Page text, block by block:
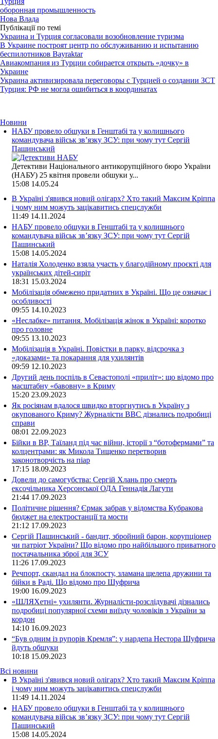
оборонная промышленность
Нова Влада
Публікації по темі
Украина и Турция согласовали возобновление туризма
В Украине построят центр по обслуживанию и испытанию
беспилотников Bayraktar
Авиакомпания из Турции собирается открыть «дочку» в
Украине
Украина активизировала переговоры с Турцией о создании ЗСТ
Турция: РФ не могла ошибиться в координатах
Новини
НАБУ провело обшуки в Генштабі та у колишнього
командувача військ зв’язку ЗСУ: при чому тут Сергій
Пашинський
Детективи Національного антикорупційного бюро України
(НАБУ) 25 квітня провели обшуки у...
15:08 14.05.24
В Україні з'явився новий олігарх? Хто такий Максим Кріппа
і чому ним можуть зацікавитись спецслужби
11:49 14.11.2024
НАБУ провело обшуки в Генштабі та у колишнього
командувача військ зв’язку ЗСУ: при чому тут Сергій
Пашинський
15:08 14.05.2024
Наталія Холоденко взяла участь у благодійному проєкті для
українських дітей-сиріт
18:31 15.03.2024
Мобілізація обмежено придатних в Україні. Що це означає і
особливості
09:55 14.10.2023
«Неслабке» питання. Мобілізація жінок в Україні: коротко
про головне
09:55 13.10.2023
Мобілізація в Україні. Повістки в парку, відсрочка з
«доказами» та покарання для ухилянтів
09:59 12.10.2023
Другий день поспіль в Севастополі «приліт»: що відомо про
масштабну «бавовну» в Криму
15:20 23.09.2023
Як росіянам вдалося швидко вторгнутись в Україну з
окупованого Криму? Журналісти ВВС дізнались подробиці
справи
08:01 22.09.2023
Бійки в ВР, Таїланд під час війни, історії з “ботофермами” та
колцентрами: як Микола Тищенко перетворив
законотворчість на піар
17:15 18.09.2023
Довели до самогубства: Сергій Хлань про смерть
ексочільника Херсонської ОДА Геннадія Лагути
21:44 17.09.2023
Політичне рішення? Єрмак забрав у відомства Кубракова
бюджет на електростанції та мости
21:12 17.09.2023
Сергій Пашинський - бандит, збройний барон, корупціонер
чи патріот України? Що відомо про найбільшого приватного
постачальника зброї для ЗСУ
11:26 17.09.2023
Речпорт, скандал на блокпосту, зламана щелепа дружини та
бійки в Раді. Що відомо про Шуфрича
19:00 16.09.2023
«ШЛЯХетні» ухилянти. Журналісти-розслідувачі дізнались
подробиці популярної схеми виїзду чоловіків з України за
кордон
14:10 16.09.2023
“Був одним із рупорів Кремля”: у нардепа Нестора Шуфрича
йдуть обшуки
10:18 15.09.2023
Всі новини
В Україні з'явився новий олігарх? Хто такий Максим Кріппа
і чому ним можуть зацікавитись спецслужби
11:49 14.11.2024
НАБУ провело обшуки в Генштабі та у колишнього
командувача військ зв’язку ЗСУ: при чому тут Сергій
Пашинський
15:08 14.05.2024